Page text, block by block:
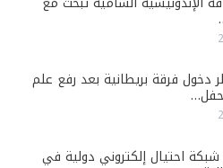
دخول فرقة بريطانية بعد رفع علم
احتيال إلكتروني دولية في